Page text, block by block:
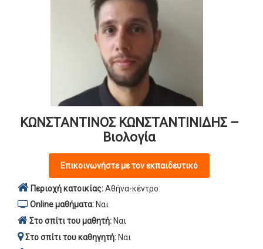
ΚΩΝΣΤΑΝΤΙΝΟΣ ΚΩΝΣΤΑΝΤΙΝΙΔΗΣ –
Βιολογία
Επικοινωνήστε με τον εκπαιδευτικό
Περιοχή κατοικίας:Αθήνα-κέντρο
Online μαθήματα: Ναι
Στο σπίτι του μαθητή: Ναι
Στο σπίτι του καθηγητή: Ναι